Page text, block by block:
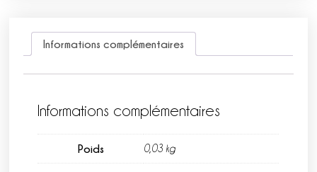
Informations complémentaires
Informations complémentaires
Poids 0,03 kg